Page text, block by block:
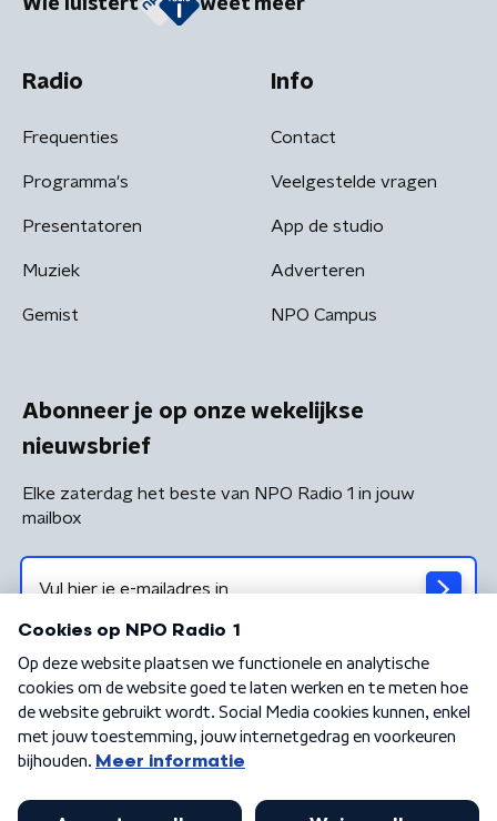
Wie luistert weet meer
Radio
Frequenties
Programma's
Presentatoren
Muziek
Gemist
Info
Contact
Veelgestelde vragen
App de studio
Adverteren
NPO Campus
Abonneer je op onze wekelijkse
nieuwsbrief
Elke zaterdag het beste van NPO Radio 1 in jouw
mailbox
Algemene voorwaarden